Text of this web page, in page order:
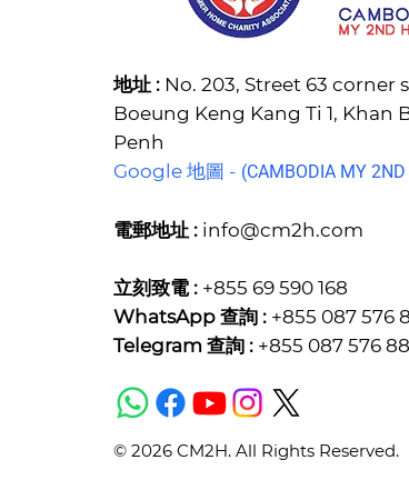
地址 :No. 203, Street 63 corner
Boeung Keng Kang Ti 1,
Penh
Google 地圖 - (CAMBODIA MY
電郵地址 : info@cm2h.com
立刻致電 :+855 69 590 168
WhatsApp 查詢 :+855 087 576
Telegram 查詢 :+855 087 576
© 2026 CM2H. All Rights Reserved.